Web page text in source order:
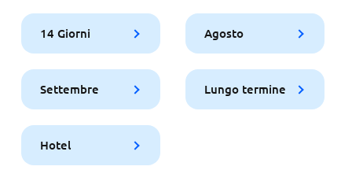
14 Giorni Agosto
Settembre Lungo termine
Hotel